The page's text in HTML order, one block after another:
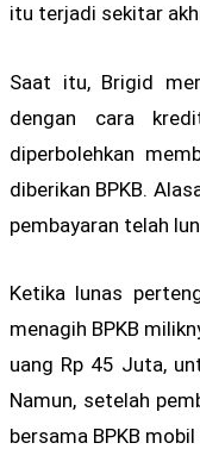
itu terjadi sekitar
Saat itu, Brigid
dengan cara
diperbolehkan
diberikan BPKB.
pembayaran telah
Ketika lunas
menagih BPKB
uang Rp 45 Juta,
Namun, setelah
bersama BPKB mobil